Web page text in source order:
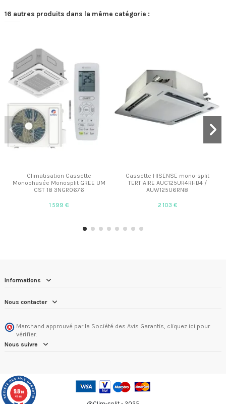
16 autres produits dans la même catégorie :
Climatisation Cassette
Monophasée Monosplit GREE UM
CST 18 3NGR0676
1 599 €
Cassette HISENSE mono-split
TERTIAIRE AUC125UR4RHB4 /
AUW125U6RN8
2 103 €
Informations
Nous contacter
Marchand approuvé par la Société des Avis Garantis, cliquez ici pour
vérifier.
Nous suivre
9.8/10
42 avis